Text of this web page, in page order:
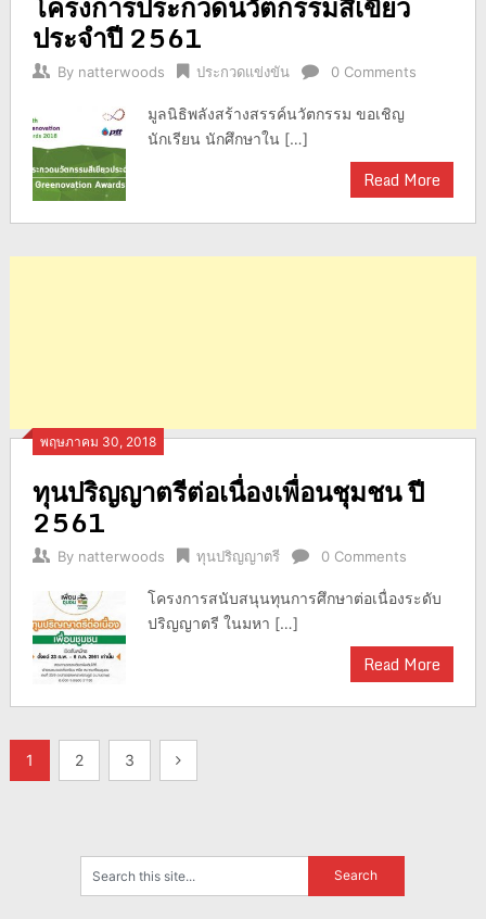
ประจำปี 2561
By natterwoods ประกวดแข่งขัน 0 Comments
มูลนิธิพลังสร้างสรรค์นวัตกรรม ขอเชิญ
นักเรียน นักศึกษาใน […]
Read More
พฤษภาคม 30, 2018
ทุนปริญญาตรีต่อเนื่องเพื่อนชุมชน ปี
2561
By natterwoods ทุนปริญญาตรี 0 Comments
โครงการสนับสนุนทุนการศึกษาต่อเนื่องระดับ
ปริญญาตรี ในมหา […]
Read More
แนะแนว
1 2 3